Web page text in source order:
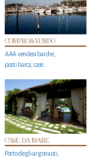
COMPRO&VENDO
AAA vendesi barche,
posti barca, case…
CASE DA MARE
Porto degli argonauti,